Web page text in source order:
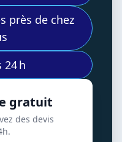
près de chez
h
gratuit
des devis